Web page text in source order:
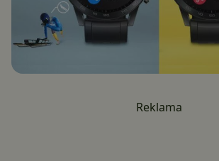
Reklama